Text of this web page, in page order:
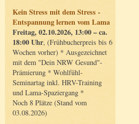
Kein Stress mit dem Stress -
Entspannung lernen vom Lama
Freitag, 02.10.2026, 13:00 – ca.
18:00 Uhr, (Frühbucherpreis bis 6
Wochen vorher) * Ausgezeichnet
mit dem "Dein NRW Gesund"-
Prämierung * Wohlfühl-
Seminartag inkl. HRV-Training
und Lama-Spaziergang *
Noch 8 Plätze (Stand vom
03.08.2026)